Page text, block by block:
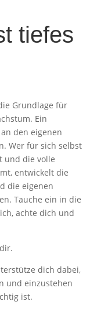
tiefes
Grundlage für
Ein
den eigenen
Wer für sich selbst
und die volle
entwickelt die
die eigenen
Tauche ein in die
achte dich und
dich dabei,
und einzustehen
ist.